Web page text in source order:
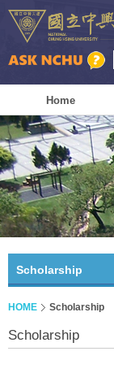
Home
Scholarship
HOME Scholarship
Scholarship